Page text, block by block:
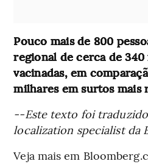
Pouco mais de 800
regional de cerca de
vacinadas, em
milhares em surtos mais
--Este texto foi
localization specialist da
Veja mais em